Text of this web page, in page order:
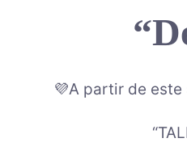
💜A partir de